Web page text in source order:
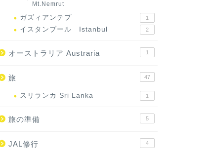
Mt.Nemrut
ガズィアンテプ 1
イスタンブール Istanbul 2
オーストラリア Austraria 1
旅 47
スリランカ Sri Lanka 1
旅の準備 5
JAL修行 4